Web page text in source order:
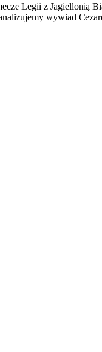
Legii z Jagiellonią
wywiad